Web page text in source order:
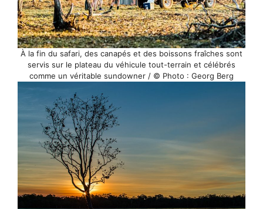
À la fin du safari, des canapés et des boissons fraîches sont
servis sur le plateau du véhicule tout-terrain et célébrés
comme un véritable sundowner / © Photo : Georg Berg